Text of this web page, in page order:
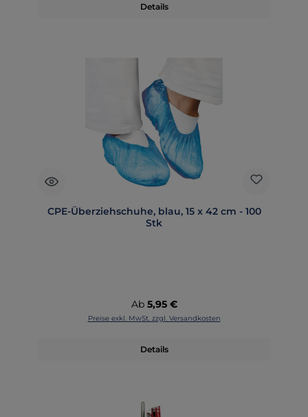
Details
CPE-Überziehschuhe, blau, 15 x 42 cm - 100
Stk
Regulärer Preis:
Ab 5,95 €
Preise exkl. MwSt. zzgl. Versandkosten
Details